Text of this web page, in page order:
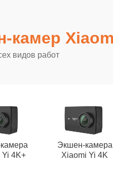
камер
видов работ
Yi 4K+
Экшен-камера
Xiaomi Yi 4K